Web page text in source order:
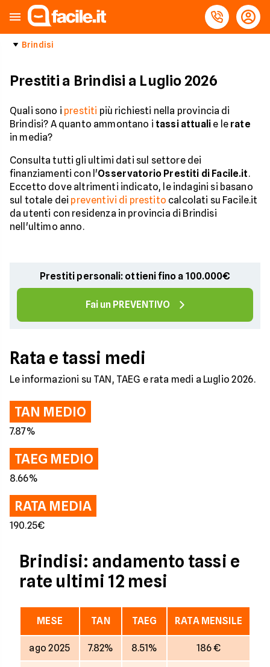
Brindisi
Prestiti a Brindisi a Luglio 2026
Quali sono i prestiti più richiesti nella provincia di
Brindisi? A quanto ammontano i tassi attuali e le rate
in media?
Consulta tutti gli ultimi dati sul settore dei
finanziamenti con l'Osservatorio Prestiti di Facile.it.
Eccetto dove altrimenti indicato, le indagini si basano
sul totale dei preventivi di prestito calcolati su Facile.it
da utenti con residenza in provincia di Brindisi
nell'ultimo anno.
Prestiti personali: ottieni fino a 100.000€
Fai un PREVENTIVO
Rata e tassi medi
Le informazioni su TAN, TAEG e rata medi a Luglio 2026.
TAN MEDIO
7.87%
TAEG MEDIO
8.66%
RATA MEDIA
190.25€
Brindisi: andamento tassi e
rate ultimi 12 mesi
MESE TAN TAEG RATA MENSILE
ago 2025 7.82% 8.51% 186 €